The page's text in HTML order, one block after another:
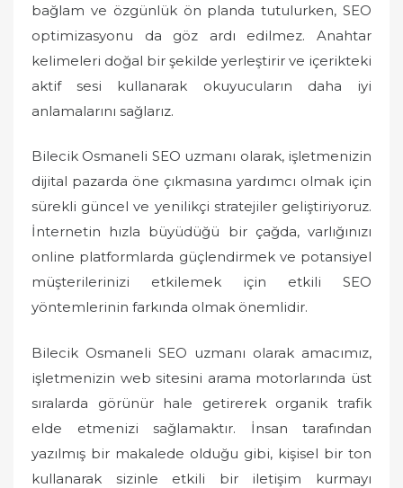
bağlam ve özgünlük ön planda tutulurken, SEO
optimizasyonu da göz ardı edilmez. Anahtar
kelimeleri doğal bir şekilde yerleştirir ve içerikteki
aktif sesi kullanarak okuyucuların daha iyi
anlamalarını sağlarız.
Bilecik Osmaneli SEO uzmanı olarak, işletmenizin
dijital pazarda öne çıkmasına yardımcı olmak için
sürekli güncel ve yenilikçi stratejiler geliştiriyoruz.
İnternetin hızla büyüdüğü bir çağda, varlığınızı
online platformlarda güçlendirmek ve potansiyel
müşterilerinizi etkilemek için etkili SEO
yöntemlerinin farkında olmak önemlidir.
Bilecik Osmaneli SEO uzmanı olarak amacımız,
işletmenizin web sitesini arama motorlarında üst
sıralarda görünür hale getirerek organik trafik
elde etmenizi sağlamaktır. İnsan tarafından
yazılmış bir makalede olduğu gibi, kişisel bir ton
kullanarak sizinle etkili bir iletişim kurmayı